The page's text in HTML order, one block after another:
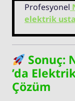
Profesyonel
elektrik
Sonuç:
’da
Çözüm